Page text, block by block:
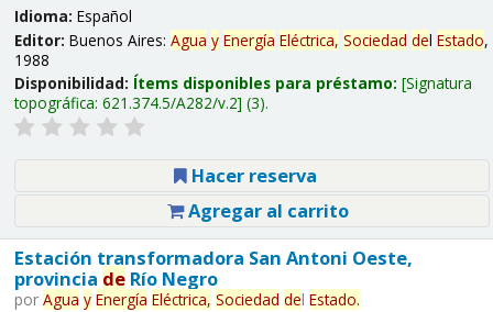
Idioma: Español
Editor: Buenos Aires: Agua y Energía Eléctrica, Sociedad del Estado,
1988
Disponibilidad: Ítems disponibles para préstamo: Signatura
topográfica: 621.374.5/A282/v.2 (3).
Hacer reserva
Agregar al carrito
Estación transformadora San Antoni Oeste,
provincia deRío Negro
por Agua y Energía Eléctrica, Sociedad del Estado.